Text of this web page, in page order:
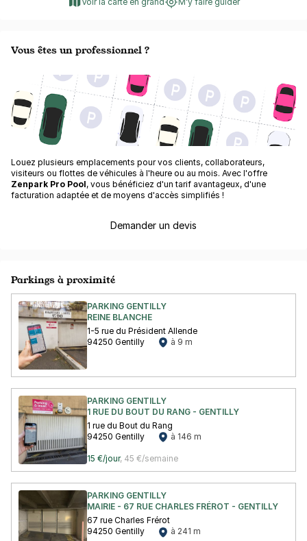
Vous êtes un professionnel ?
Louez plusieurs emplacements pour vos clients, collaborateurs,
visiteurs ou flottes de véhicules à l'heure ou au mois. Avec l'offre
Zenpark Pro Pool, vous bénéficiez d'un tarif avantageux, d'une
facturation adaptée et de moyens d'accès simplifiés !
Demander un devis
Parkings à proximité
PARKING GENTILLY
REINE BLANCHE
1-5 rue du Président Allende
94250 Gentilly
à 9 m
PARKING GENTILLY
1 RUE DU BOUT DU RANG - GENTILLY
1 rue du Bout du Rang
94250 Gentilly
à 146 m
15 €/jour, 45 €/semaine
PARKING GENTILLY
MAIRIE - 67 RUE CHARLES FRÉROT - GENTILLY
67 rue Charles Frérot
94250 Gentilly
à 241 m